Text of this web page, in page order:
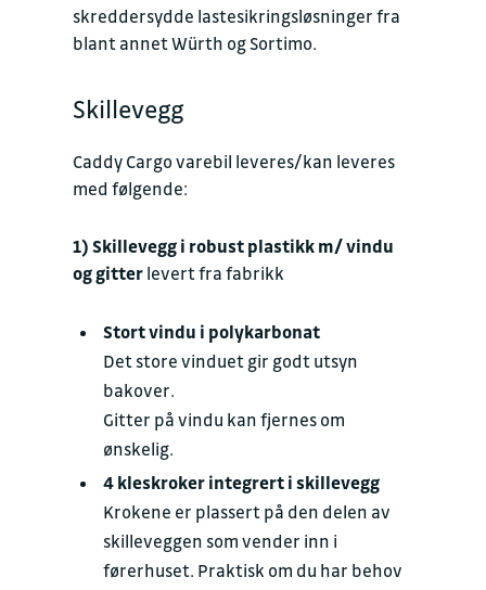
skreddersydde lastesikringsløsninger fra
blant annet Würth og Sortimo.
Skillevegg
Caddy Cargo varebil leveres/kan leveres
med følgende:
1) Skillevegg i robust plastikk m/ vindu
og gitter levert fra fabrikk
Stort vindu i polykarbonat
Det store vinduet gir godt utsyn
bakover.
Gitter på vindu kan fjernes om
ønskelig.
4 kleskroker integrert i skillevegg
Krokene er plassert på den delen av
skilleveggen som vender inn i
førerhuset. Praktisk om du har behov